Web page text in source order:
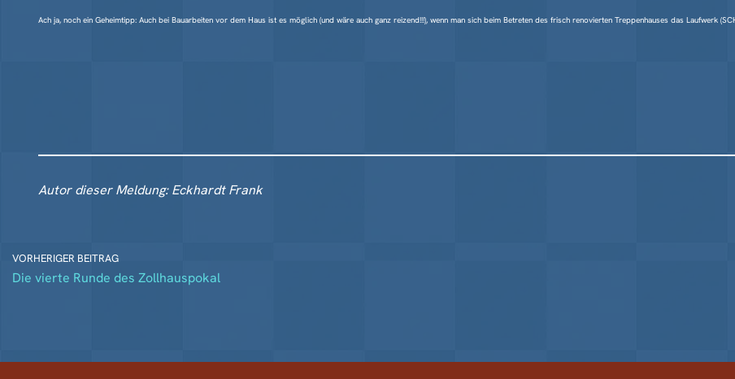
Ach ja, noch ein Geheimtipp: Auch bei Bauarbeiten vor dem Haus ist es möglich (und wäre auch ganz reizend!!!), wenn man sich beim Betreten des frisch renovierten Treppenhauses das Laufwerk
Autor dieser Meldung: Eckhardt Frank
VORHERIGER BEITRAG
Die vierte Runde des Zollhauspokal